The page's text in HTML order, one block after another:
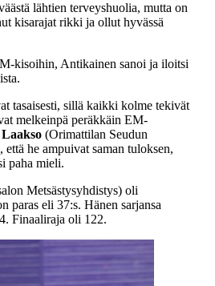
lähtien terveyshuolia, mutta on
kisarajat rikki ja ollut hyvässä
kisoihin, Antikainen sanoi ja iloitsi
tasaisesti, sillä kaikki kolme tekivät
melkeinpä peräkkäin EM-
(Orimattilan Seudun
he ampuivat saman tuloksen,
paha mieli.
Metsästysyhdistys) oli
paras eli 37:s. Hänen sarjansa
Finaaliraja oli 122.